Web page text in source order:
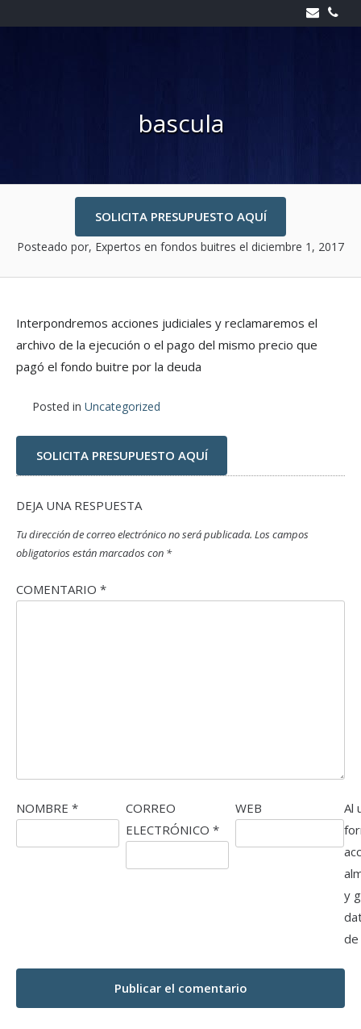
to
bascula
SOLICITA PRESUPUESTO AQUÍ
Posteado por, Expertos en fondos buitres el diciembre 1, 2017
Interpondremos acciones judiciales y reclamaremos el
archivo de la ejecución o el pago del mismo precio que
pagó el fondo buitre por la deuda
Posted in Uncategorized
SOLICITA PRESUPUESTO AQUÍ
DEJA UNA RESPUESTA
Tu dirección de correo electrónico no será publicada. Los campos
obligatorios están marcados con *
COMENTARIO *
NOMBRE *
CORREO
ELECTRÓNICO *
WEB
Al
y